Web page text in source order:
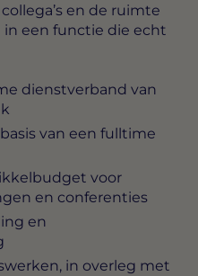
en de ruimte
een functie die echt
dienstverband van
van een fulltime
voor
en conferenties
en
in overleg met